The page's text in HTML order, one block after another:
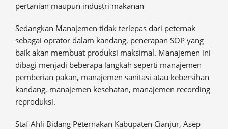
pertanian maupun industri makanan
Sedangkan Manajemen tidak terlepas dari peternak
sebagai oprator dalam kandang, penerapan SOP yang
baik akan membuat produksi maksimal. Manajemen ini
dibagi menjadi beberapa langkah seperti manajemen
pemberian pakan, manajemen sanitasi atau kebersihan
kandang, manajemen kesehatan, manajemen recording
reproduksi.
Staf Ahli Bidang Peternakan Kabupaten Cianjur, Asep